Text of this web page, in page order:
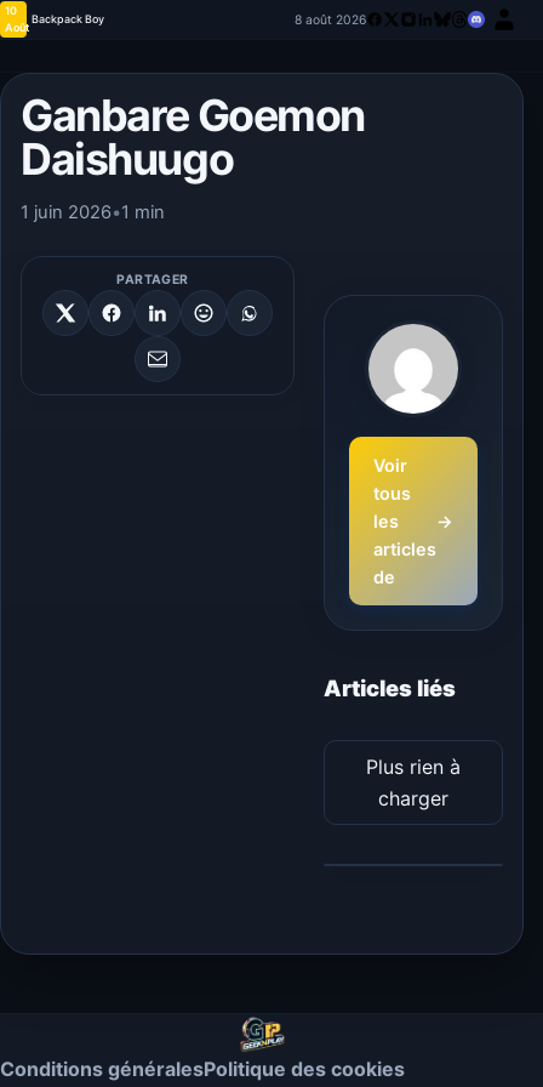
10
Août
Backpack Boy 8 août 2026
Ganbare Goemon
Daishuugo
1 juin 2026•1 min
PARTAGER
Voir
tous
les
articles
de
→
Articles liés
Plus rien à
charger
Conditions généralesPolitique des cookies